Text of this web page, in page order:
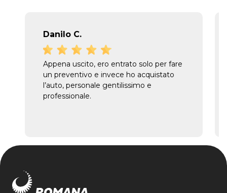
Danilo C.
Appena uscito, ero entrato solo per fare
un preventivo e invece ho acquistato
l’auto, personale gentilissimo e
professionale.